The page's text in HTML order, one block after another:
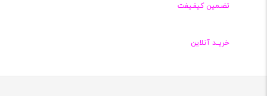
تضـمین کیفـیفت
خریــد آنلاین